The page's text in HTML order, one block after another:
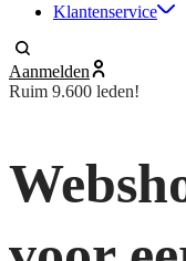
Klantenservice
Aanmelden
Ruim 9.600 leden!